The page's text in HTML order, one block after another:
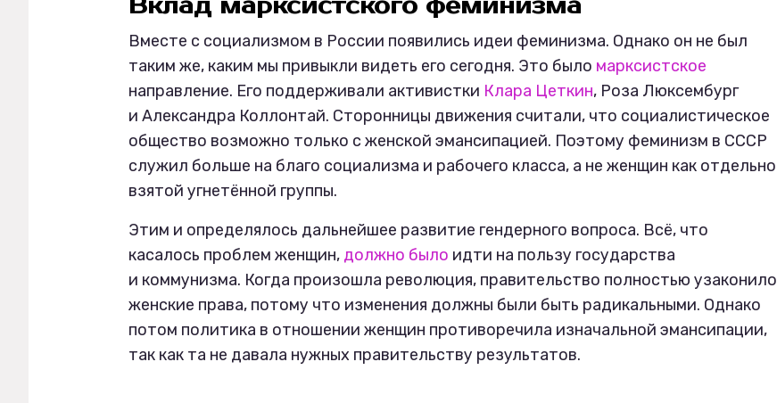
Вклад марксистского феминизма
Вместе с социализмом в России появились идеи феминизма. Однако он не был
таким же, каким мы привыкли видеть его сегодня. Это было марксистское
направление. Его поддерживали активистки Клара Цеткин, Роза Люксембург
и Александра Коллонтай. Сторонницы движения считали, что социалистическое
общество возможно только с женской эмансипацией. Поэтому феминизм в СССР
служил больше на благо социализма и рабочего класса, а не женщин как отдельно
взятой угнетённой группы.
Этим и определялось дальнейшее развитие гендерного вопроса. Всё, что
касалось проблем женщин, должно было идти на пользу государства
и коммунизма. Когда произошла революция, правительство полностью узаконило
женские права, потому что изменения должны были быть радикальными. Однако
потом политика в отношении женщин противоречила изначальной эмансипации,
так как та не давала нужных правительству результатов.